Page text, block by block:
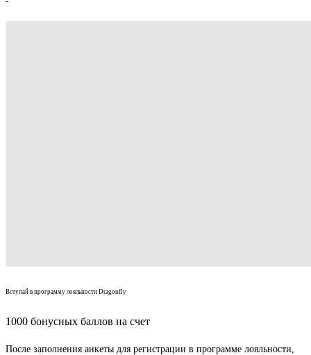
Вступай в программу лояльности Dragonfly
1000 бонусных баллов на счет
После заполнения анкеты для регистрации в программе лояльности,